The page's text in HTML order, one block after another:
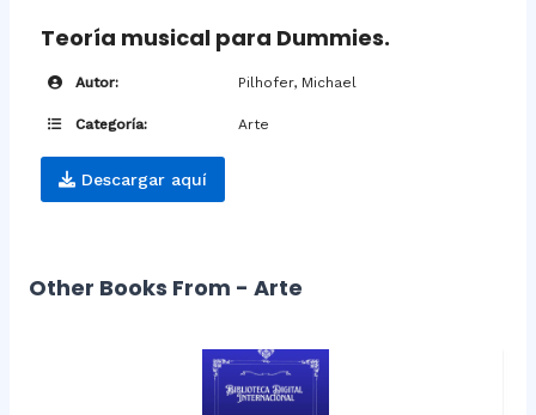
Teoría musical para Dummies.
Autor: Pilhofer, Michael
Categoría: Arte
Descargar aquí
Other Books From - Arte